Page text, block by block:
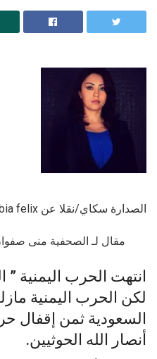
الصدارة سكاي/نقلا عن arabia felix
مقال لـ الصحفية منى
انتهت الحرب اليمنية ”
لكن الحرب اليمنية
السعودية ثمن إقفال
أنصار الله الحوثيين.